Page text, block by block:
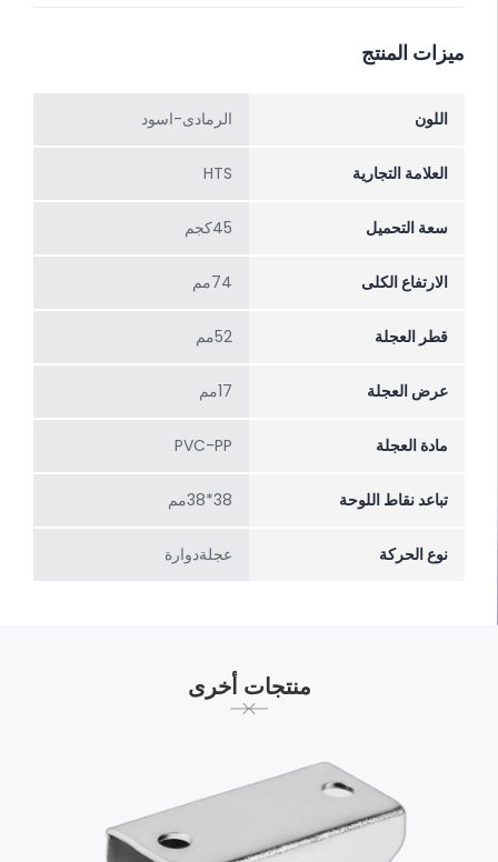
ميزات المنتج
اللون الرمادی-اسود
العلامة التجارية HTS
سعة التحميل 45كجم
الارتفاع الکلی 74مم
قطر العجلة 52مم
عرض العجلة 17مم
مادة العجلة PVC-PP
تباعد نقاط اللوحة 38*38مم
نوع الحركة عجلةدوارة
منتجات أخرى